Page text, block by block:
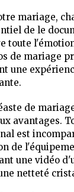
mariage,
de le
toute
de mariage
une
de
avantages.
est
de
une vidéo
netteté